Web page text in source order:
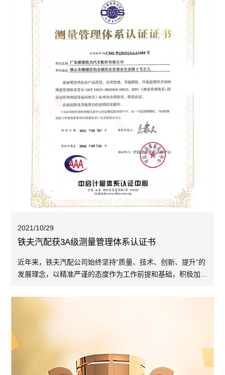
2021/10/29
铁夫汽配获3A级测量管理体系认证书
近年来，铁夫汽配公司始终坚持“质量、技术、创新、提升”的
发展理念，以精准严谨的态度作为工作前提和基础，积极加快